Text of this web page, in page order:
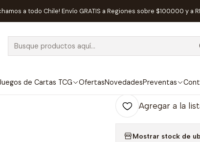
de Cartas TCG OfertasNovedadesPreventas
a todo Chile! Envío GRATIS a Regiones sobre $100.000 y a
Juegos de Mesa Competitivos Taco Gatito Pizza -
Taco Gatito
Cantidad
Agregar a la
Mostrar stock de